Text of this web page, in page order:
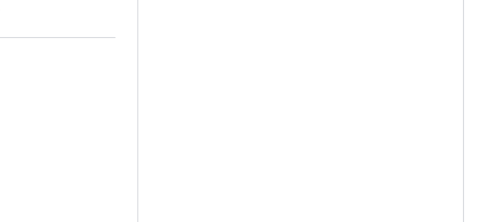
Jasna